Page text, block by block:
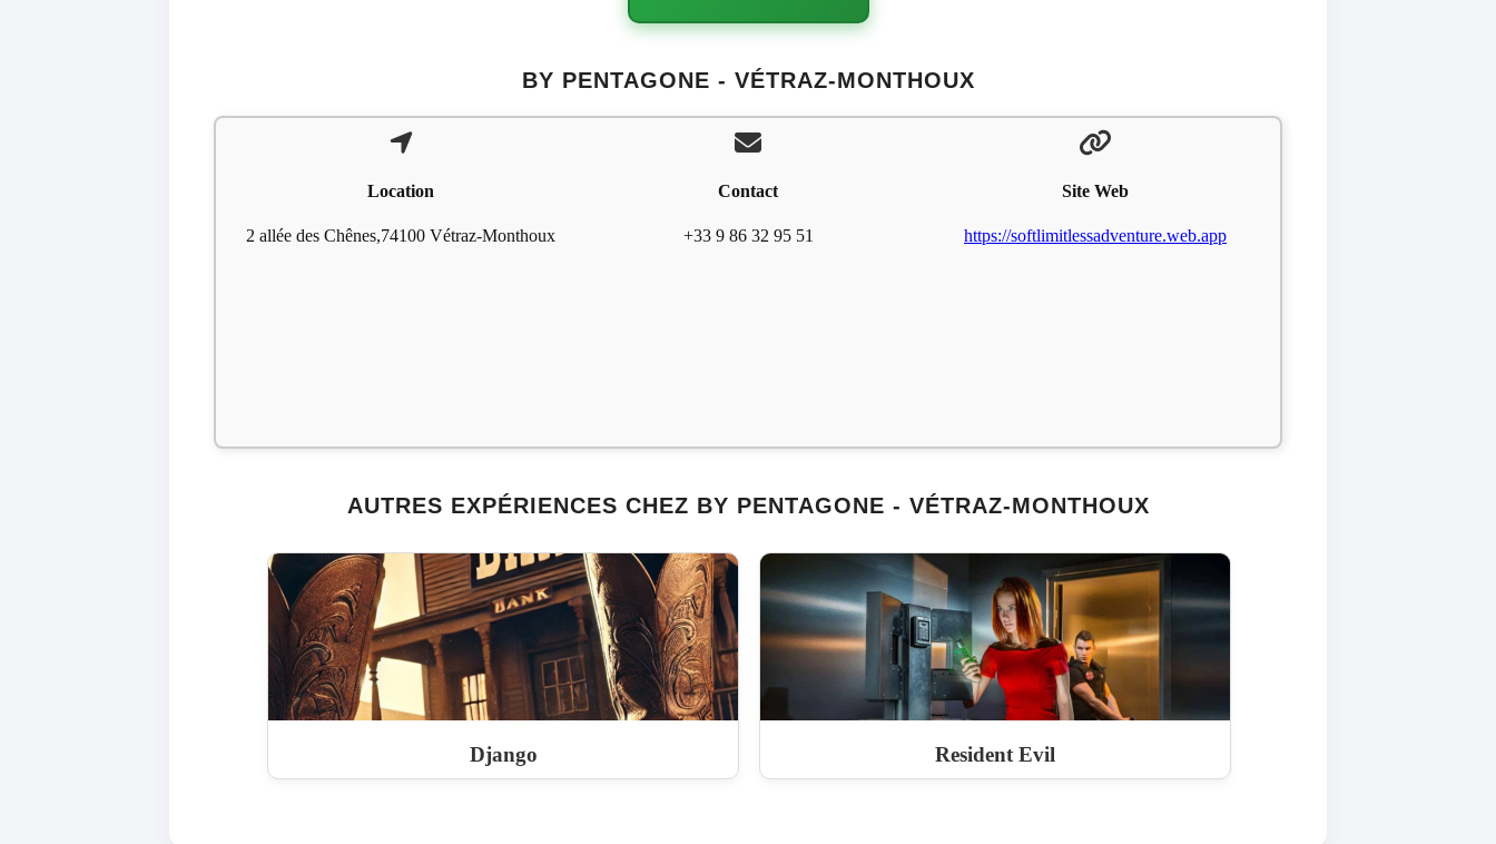
BY PENTAGONE - VÉTRAZ-MONTHOUX
Location
2 allée des Chênes,74100 Vétraz-Monthoux
Contact
+33 9 86 32 95 51
Site Web
https://softlimitlessadventure.web.app
AUTRES EXPÉRIENCES CHEZ BY PENTAGONE - VÉTRAZ-MONTHOUX
Django Resident Evil